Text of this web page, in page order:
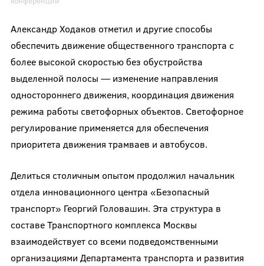
Александр Ходаков отметил и другие способы
обеспечить движение общественного транспорта с
более высокой скоростью без обустройства
выделенной полосы — изменение направления
одностороннего движения, координация движения
режима работы светофорных объектов. Светофорное
регулирование применяется для обеспечения
приоритета движения трамваев и автобусов.
Делиться столичным опытом продолжил начальник
отдела инновационного центра «Безопасный
транспорт» Георгий Головашин. Эта структура в
составе Транспортного комплекса Москвы
взаимодействует со всеми подведомственными
организациями Департамента транспорта и развития